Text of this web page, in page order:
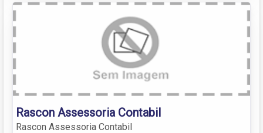
Rascon Assessoria Contabil
Rascon Assessoria Contabil